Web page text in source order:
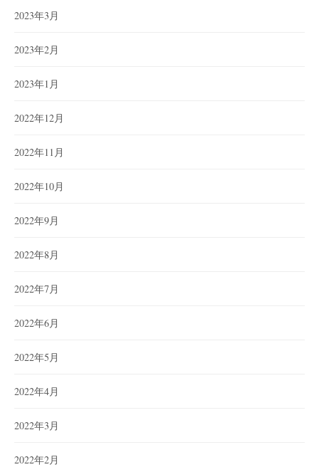
2023年3月
2023年2月
2023年1月
2022年12月
2022年11月
2022年10月
2022年9月
2022年8月
2022年7月
2022年6月
2022年5月
2022年4月
2022年3月
2022年2月